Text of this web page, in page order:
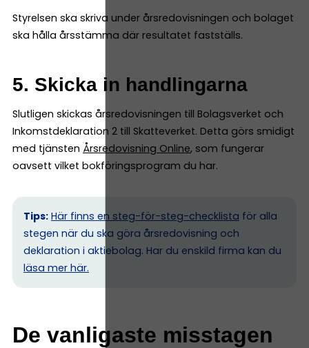
Styrelsen ska skriva under årsredovisningen och bolaget
ska hålla årsstämma där resultatet fastställs.
5. Skicka in handlingarna
Slutligen skickas årsredovisningen till Bolagsverket och
Inkomstdeklaration 2 till Skatteverket. Detta görs smidigt
med tjänsten Årsredovisning Online, som fungerar
oavsett vilket bokföringsprogram du har.
Tips: Här finns en steg-för-steg-checklista för alla
stegen när du ska göra årsredovisning och
deklaration i aktiebolag. Har du enskild firma kan du
läsa mer här.
De vanligaste misstagen